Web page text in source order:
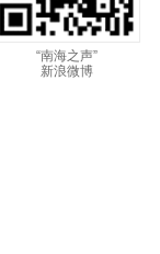
“南海之声”
新浪微博